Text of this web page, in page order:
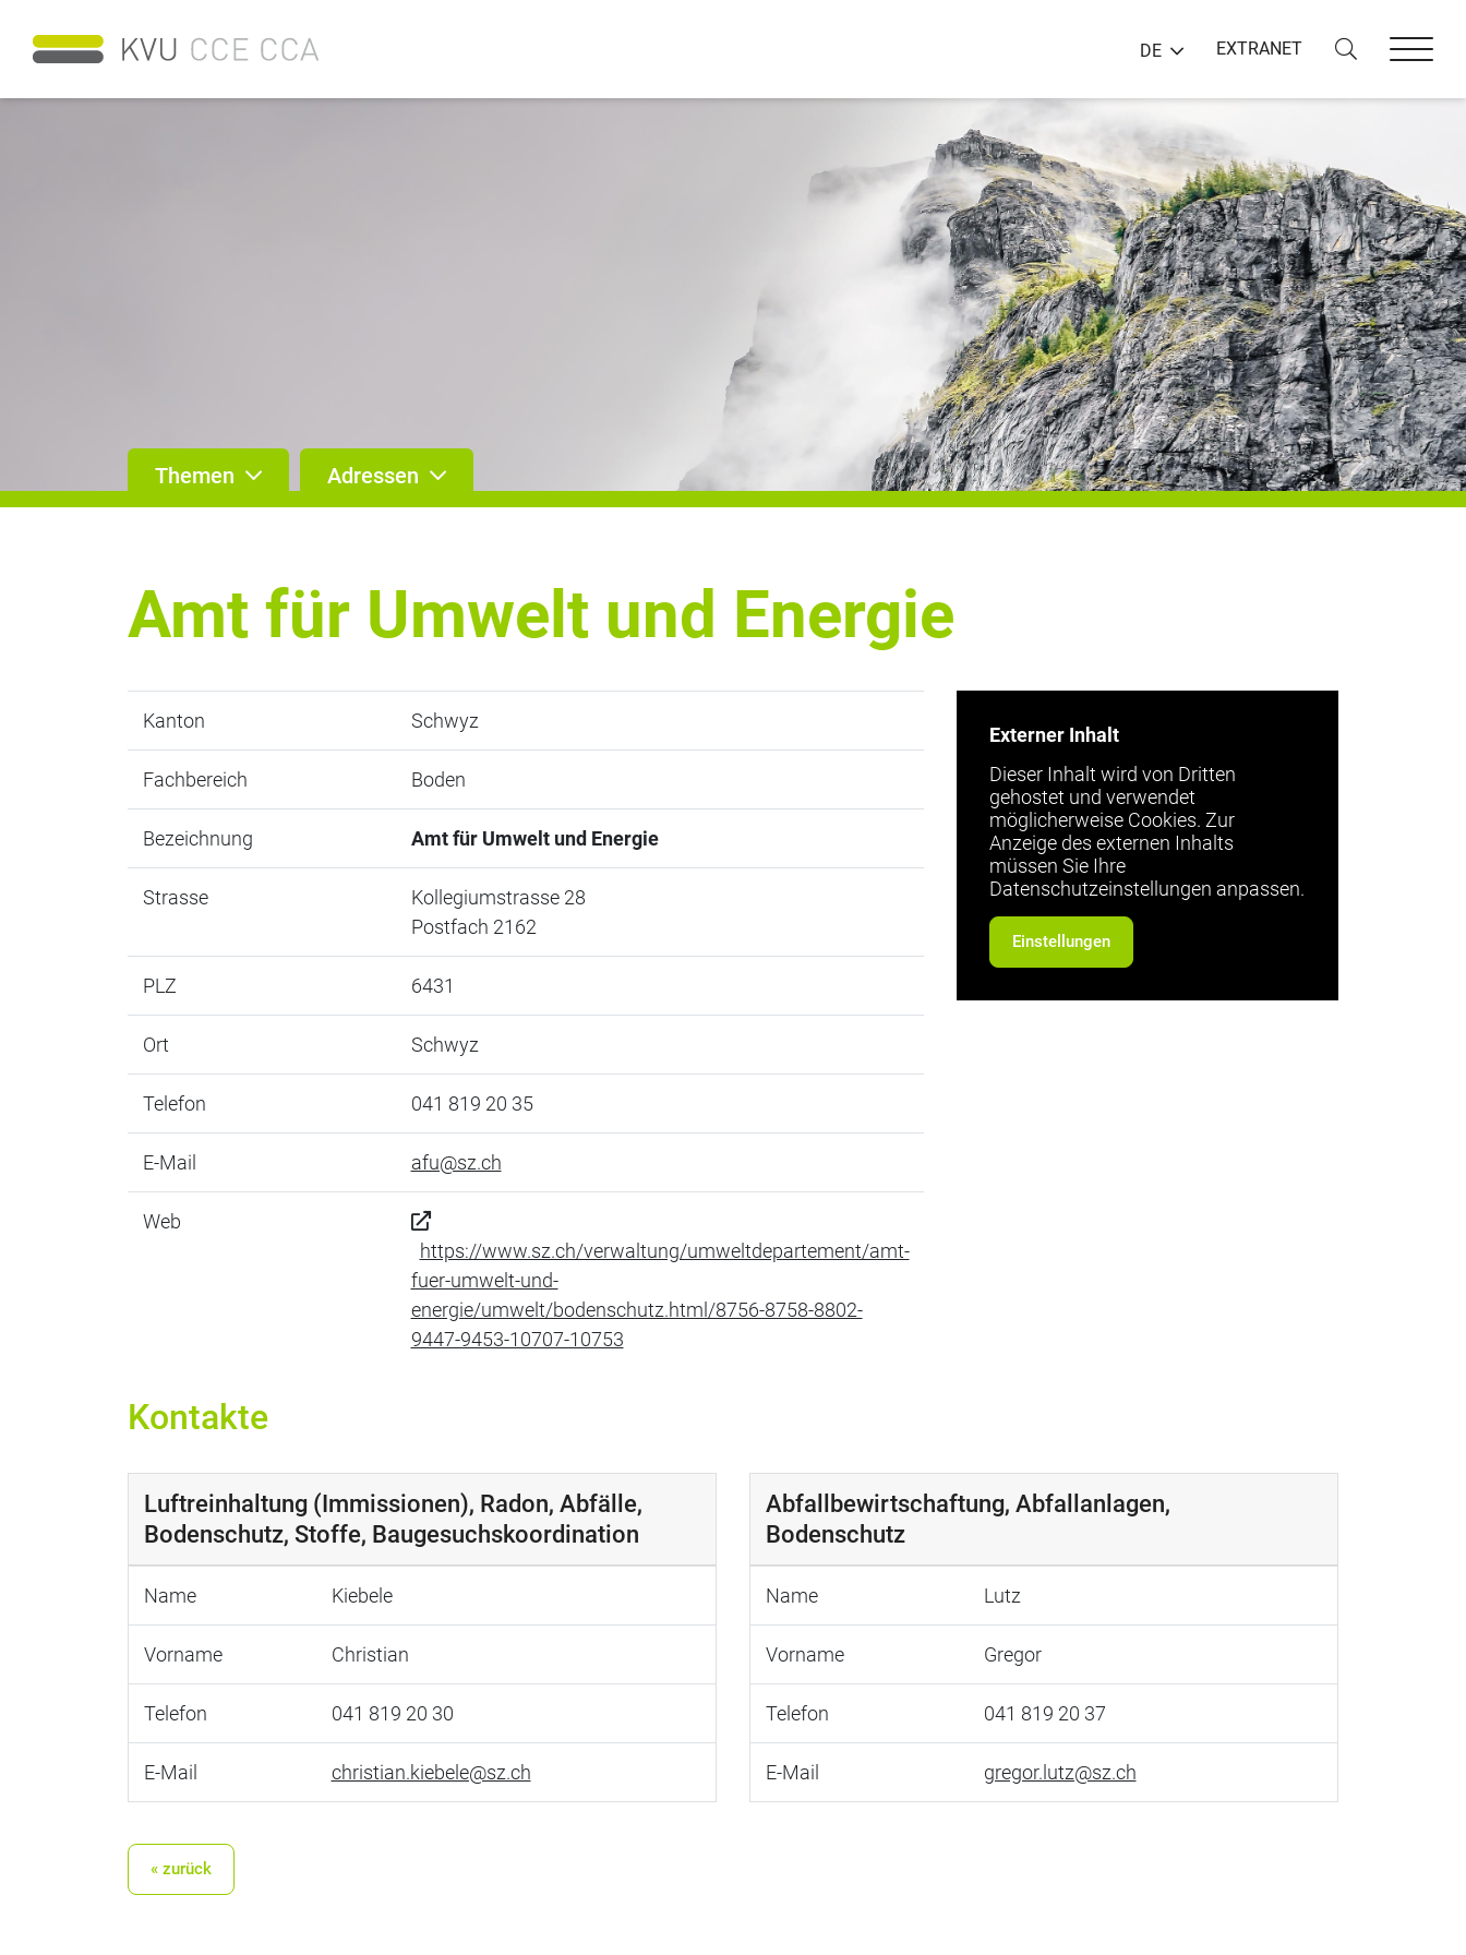
DE EXTRANET
Themen Adressen
Amt für Umwelt und Energie
Kanton Schwyz
Fachbereich Boden
Bezeichnung Amt für Umwelt und Energie
Strasse
Kollegiumstrasse 28
Postfach 2162
PLZ 6431
Ort Schwyz
Telefon 041 819 20 35
E-Mail afu@sz.ch
Web
https://www.sz.ch/verwaltung/umweltdepartement/amt-
fuer-umwelt-und-
energie/umwelt/bodenschutz.html/8756-8758-8802-
9447-9453-10707-10753
Externer Inhalt
Dieser Inhalt wird von Dritten
gehostet und verwendet
möglicherweise Cookies. Zur
Anzeige des externen Inhalts
müssen Sie Ihre
Datenschutzeinstellungen anpassen.
Einstellungen
Kontakte
Luftreinhaltung (Immissionen), Radon, Abfälle,
Bodenschutz, Stoffe, Baugesuchskoordination
Name Kiebele
Vorname Christian
Telefon 041 819 20 30
E-Mail christian.kiebele@sz.ch
Abfallbewirtschaftung, Abfallanlagen,
Bodenschutz
Name Lutz
Vorname Gregor
Telefon 041 819 20 37
E-Mail gregor.lutz@sz.ch
« zurück